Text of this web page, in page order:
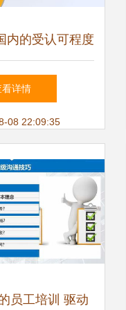
内的受认可程度
服务的视角
看详情
08 22:09:35
员工培训 驱动